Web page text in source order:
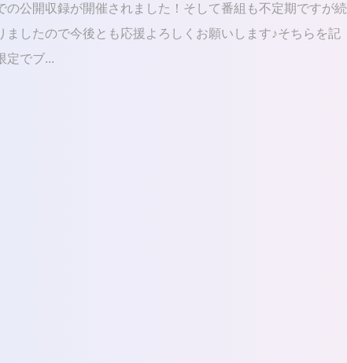
の公開収録が開催されました！そして番組も不定期ですが続
ましたので今後とも応援よろしくお願いします♪そちらを記
定でブ...